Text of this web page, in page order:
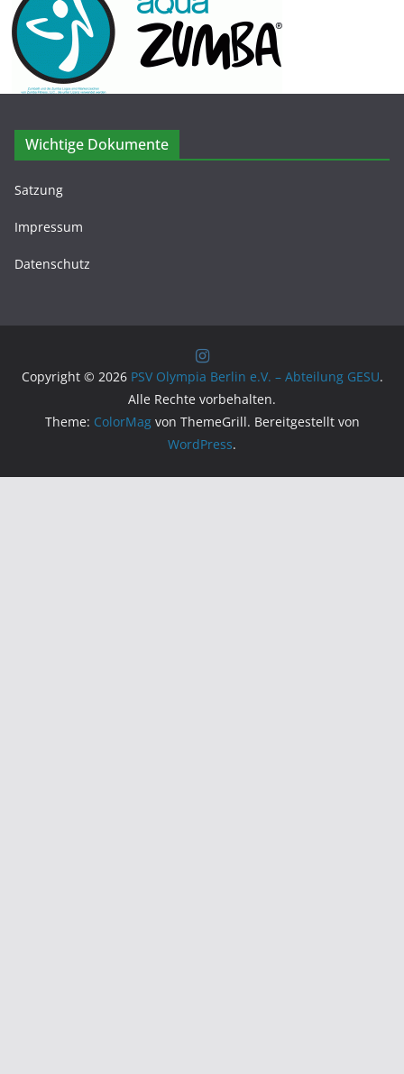
Wichtige Dokumente
Satzung
Impressum
Datenschutz
Copyright © 2026 PSV Olympia Berlin e.V. – Abteilung GESU.
Alle Rechte vorbehalten.
Theme: ColorMagvon ThemeGrill. Bereitgestellt von
WordPress.